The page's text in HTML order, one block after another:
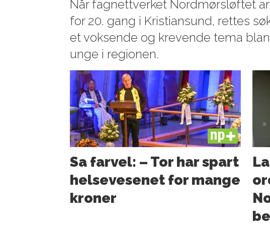
Når fagnettverket Nordmørsløftet
for 20. gang i Kristiansund, rettes
et voksende og krevende tema
unge i regionen.
PLUS
Sa farvel: – Tor har spart
helsevesenet for mange
kroner